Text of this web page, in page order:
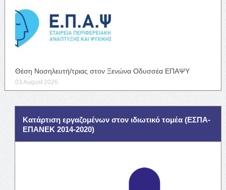
Θέση Νοσηλευτή/τριας στον Ξενώνα Οδυσσέα ΕΠΑΨΥ
03 August 2026
Κατάρτιση εργαζομένων στον ιδιωτικό τομέα (ΕΣΠΑ-
ΕΠΑΝΕΚ 2014-2020)